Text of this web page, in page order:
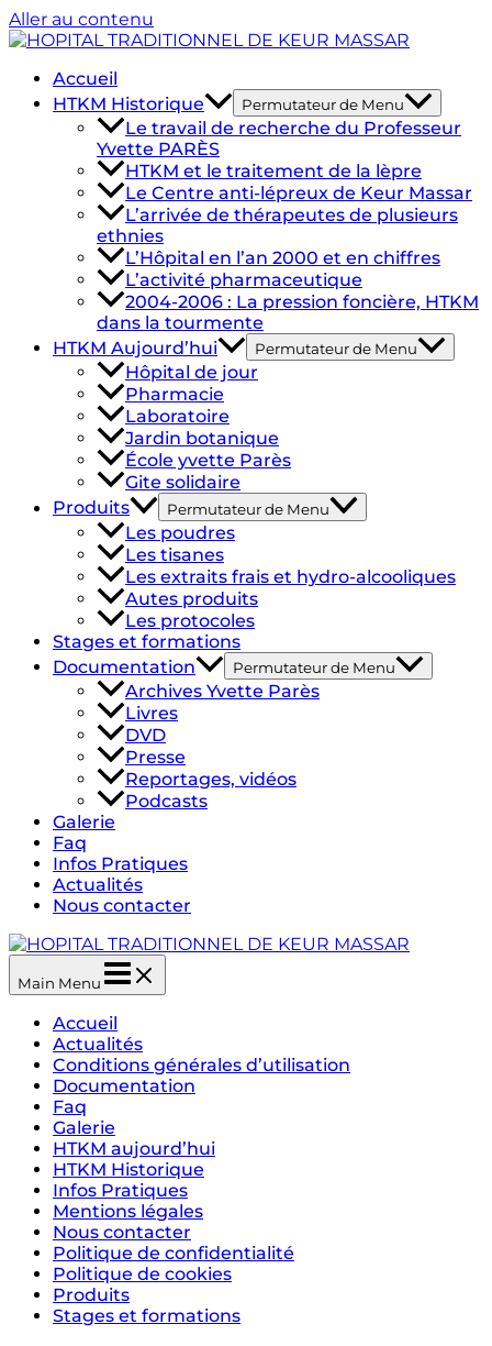
Aller au contenu
Accueil
HTKM Historique
Permutateur de Menu
Le travail de recherche du Professeur
Yvette PARÈS​
HTKM et le traitement de la lèpre​
Le Centre anti-lépreux de Keur Massar
L’arrivée de thérapeutes de plusieurs
ethnies
L’Hôpital en l’an 2000 et en chiffres
L’activité pharmaceutique
2004-2006 : La pression foncière, HTKM
dans la tourmente
HTKM Aujourd’hui
Permutateur de Menu
Hôpital de jour
Pharmacie
Laboratoire
Jardin botanique
École yvette Parès
Gite solidaire
Produits
Permutateur de Menu
Les poudres
Les tisanes
Les extraits frais et hydro-alcooliques
Autes produits
Les protocoles
Stages et formations
Documentation
Permutateur de Menu
Archives Yvette Parès
Livres
DVD
Presse
Reportages, vidéos
Podcasts
Galerie
Faq
Infos Pratiques
Actualités
Nous contacter
Main Menu
Accueil
Actualités
Conditions générales d’utilisation
Documentation
Faq
Galerie
HTKM aujourd’hui
HTKM Historique
Infos Pratiques
Mentions légales
Nous contacter
Politique de confidentialité
Politique de cookies
Produits
Stages et formations